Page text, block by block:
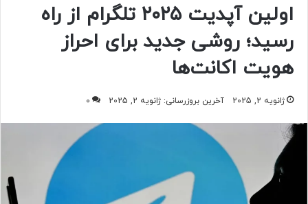
اولین آپدیت ۲۰۲۵ تلگرام از راه
رسید؛ روشی جدید برای احراز
هویت اکانت‌ها
ژانویه 2, 2025 آخرین بروزرسانی: ژانویه 2, 2025 0